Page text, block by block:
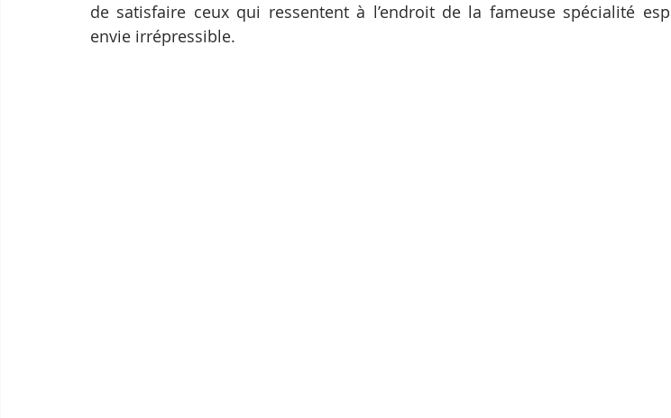
de satisfaire ceux qui ressentent à l’endroit de la fameuse spécialité
envie irrépressible.